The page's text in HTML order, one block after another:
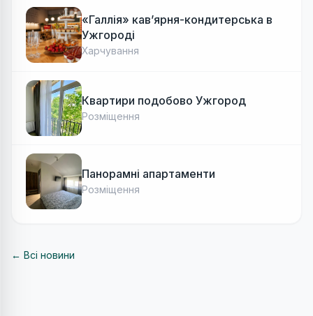
«Галлія» кав’ярня-кондитерська в
Ужгороді
Харчування
Квартири подобово Ужгород
Розміщення
Панорамні апартаменти
Розміщення
← Всі новини